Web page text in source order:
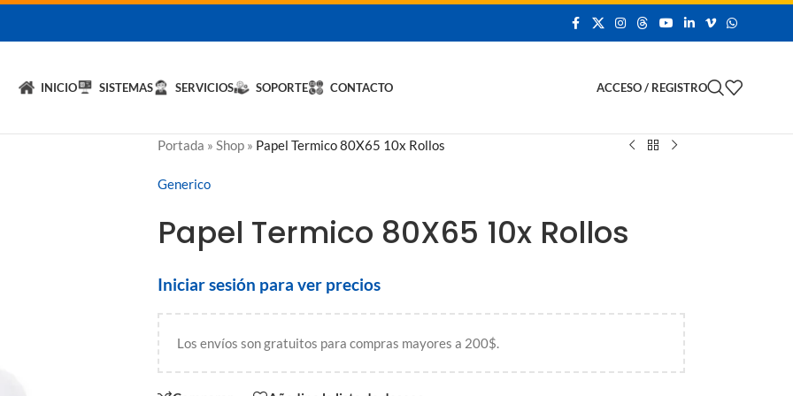
INICIO SISTEMAS SERVICIOS SOPORTE CONTACTO ACCESO / REGISTRO
Portada » Shop» Papel Termico 80X65 10x Rollos
Generico
Papel Termico 80X65 10x Rollos
Iniciar sesión para ver precios
Los envíos son gratuitos para compras mayores a 200$.